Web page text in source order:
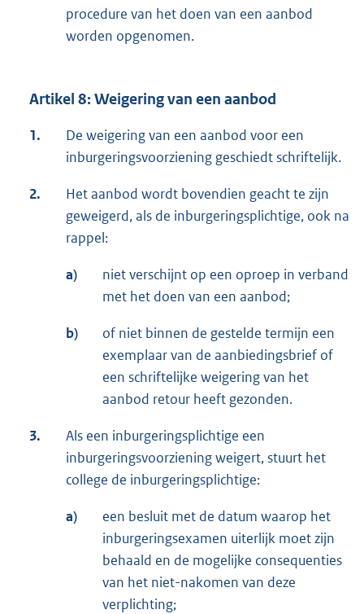
procedure van het doen van een aanbod
worden opgenomen.
Artikel 8: Weigering van een aanbod
1.
De weigering van een aanbod voor een
inburgeringsvoorziening geschiedt schriftelijk.
2.
Het aanbod wordt bovendien geacht te zijn
geweigerd, als de inburgeringsplichtige, ook na
rappel:
a)
niet verschijnt op een oproep in verband
met het doen van een aanbod;
b)
of niet binnen de gestelde termijn een
exemplaar van de aanbiedingsbrief of
een schriftelijke weigering van het
aanbod retour heeft gezonden.
3.
Als een inburgeringsplichtige een
inburgeringsvoorziening weigert, stuurt het
college de inburgeringsplichtige:
a)
een besluit met de datum waarop het
inburgeringsexamen uiterlijk moet zijn
behaald en de mogelijke consequenties
van het niet-nakomen van deze
verplichting;